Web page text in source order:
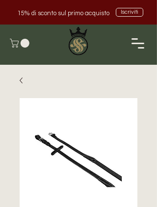
15% di sconto sul primo acquisto Iscriviti